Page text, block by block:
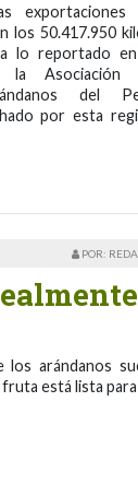
exportaciones
los 50.417.950
lo reportado
la Asociación
del
por esta
POR:
los arándanos
está lista para